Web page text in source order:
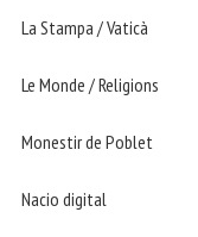
La Stampa / Vaticà
Le Monde / Religions
Monestir de Poblet
Nacio digital